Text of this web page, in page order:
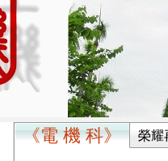
《電 機 科》 榮耀